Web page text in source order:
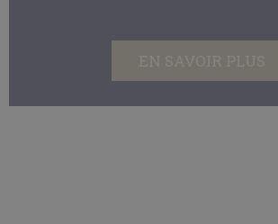
EN SAVOIR PLUS